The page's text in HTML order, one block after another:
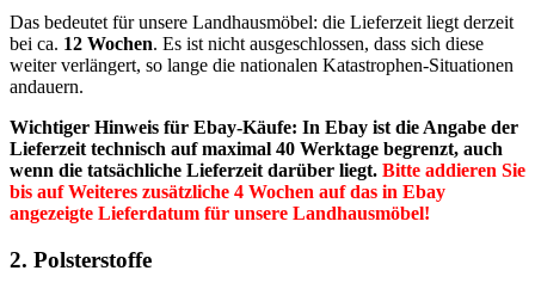
Das bedeutet für unsere Landhausmöbel: die Lieferzeit liegt derzeit
bei ca. 12 Wochen. Es ist nicht ausgeschlossen, dass sich diese
weiter verlängert, so lange die nationalen Katastrophen-Situationen
andauern.
Wichtiger Hinweis für Ebay-Käufe: In Ebay ist die Angabe der
Lieferzeit technisch auf maximal 40 Werktage begrenzt, auch
wenn die tatsächliche Lieferzeit darüber liegt. Bitte addieren Sie
bis auf Weiteres zusätzliche 4 Wochen auf das in Ebay
angezeigte Lieferdatum für unsere Landhausmöbel!
2. Polsterstoffe